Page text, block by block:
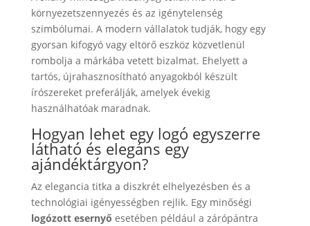
környezetszennyezés és az igénytelenség
szimbólumai. A modern vállalatok tudják, hogy egy
gyorsan kifogyó vagy eltörő eszköz közvetlenül
rombolja a márkába vetett bizalmat. Ehelyett a
tartós, újrahasznosítható anyagokból készült
írószereket preferálják, amelyek évekig
használhatóak maradnak.
Hogyan lehet egy logó egyszerre
látható és elegáns egy
ajándéktárgyon?
Az elegancia titka a diszkrét elhelyezésben és a
technológiai igényességben rejlik. Egy minőségi
logózott esernyő esetében például a zárópántra